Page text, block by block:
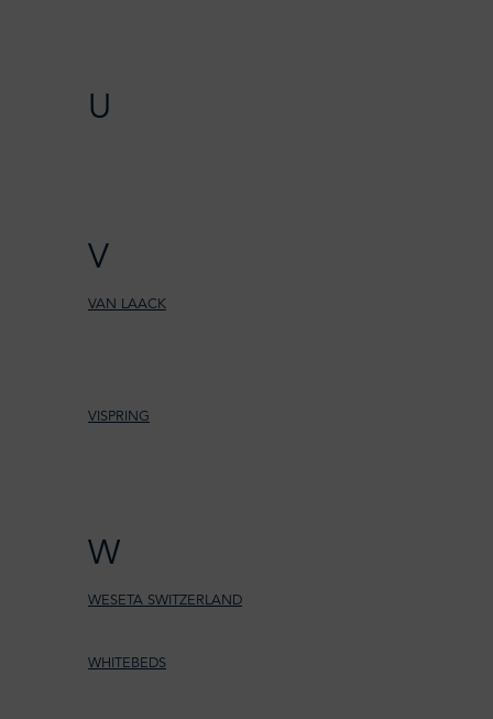
U
V
VAN LAACK
VISPRING
W
WESETA SWITZERLAND
WHITEBEDS